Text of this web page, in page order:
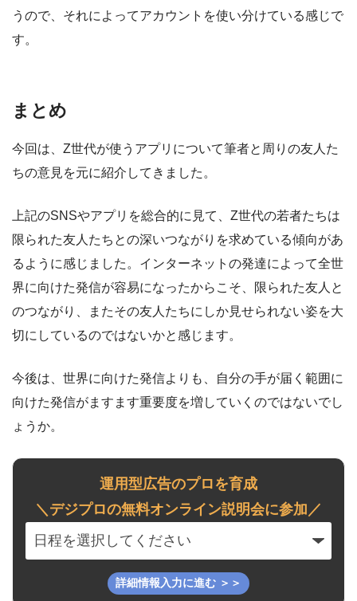
うので、それによってアカウントを使い分けている感じで
す。
まとめ
今回は、Z世代が使うアプリについて筆者と周りの友人た
ちの意見を元に紹介してきました。
上記のSNSやアプリを総合的に見て、Z世代の若者たちは
限られた友人たちとの深いつながりを求めている傾向があ
るように感じました。インターネットの発達によって全世
界に向けた発信が容易になったからこそ、限られた友人と
のつながり、またその友人たちにしか見せられない姿を大
切にしているのではないかと感じます。
今後は、世界に向けた発信よりも、自分の手が届く範囲に
向けた発信がますます重要度を増していくのではないでし
ょうか。
運用型広告のプロを育成
＼デジプロの無料オンライン説明会に参加／